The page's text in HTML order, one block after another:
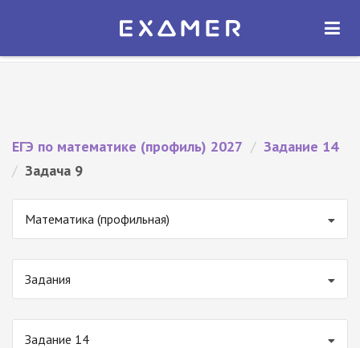
Экзамер — ЕГЭ 2027
ОТКРЫТЬ
ЕГЭ по математике (профиль) 2027 / Задание 14
/ Задача 9
Математика (профильная)
Задания
Задание 14